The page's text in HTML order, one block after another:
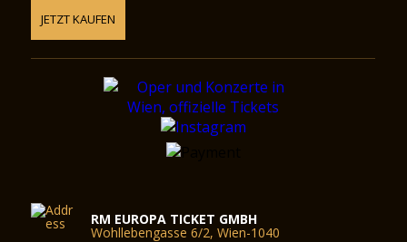
JETZT KAUFEN
RM EUROPA TICKET GMBH
Wohllebengasse 6/2, Wien-1040